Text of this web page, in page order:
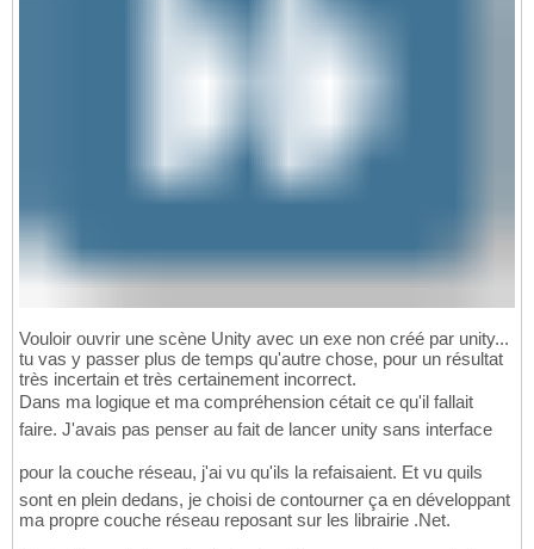
Vouloir ouvrir une scène Unity avec un exe non créé par unity...
tu vas y passer plus de temps qu'autre chose, pour un résultat
très incertain et très certainement incorrect.
Dans ma logique et ma compréhension cétait ce qu'il fallait
faire. J'avais pas penser au fait de lancer unity sans interface
pour la couche réseau, j'ai vu qu'ils la refaisaient. Et vu quils
sont en plein dedans, je choisi de contourner ça en développant
ma propre couche réseau reposant sur les librairie .Net.